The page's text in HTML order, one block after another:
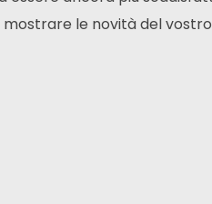
mostrare le novità del vostro